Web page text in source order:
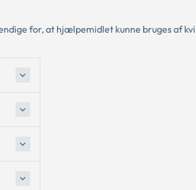
for, at hjælpemidlet kunne bruges af